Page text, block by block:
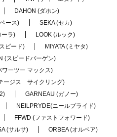
DAHON (ダホン)
ース)
SEKA (セカ)
ーラ)
LOOK (ルック)
ピード)
MIYATA (ミヤタ)
(スピードバーゲン)
ーツー マックス)
ージス サイクリング)
GARNEAU (ガノー)
NEILPRYDE(ニールプライド)
FFWD (ファストフォワード)
(サルサ)
ORBEA (オルベア)